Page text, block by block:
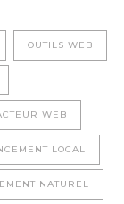
OUTILS WEB
WEB
LOCAL
NATUREL